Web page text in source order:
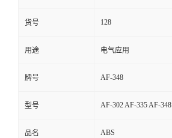
货号 128
用途 电气应用
牌号 AF-348
型号 AF-302 AF-335 AF-348
品名 ABS